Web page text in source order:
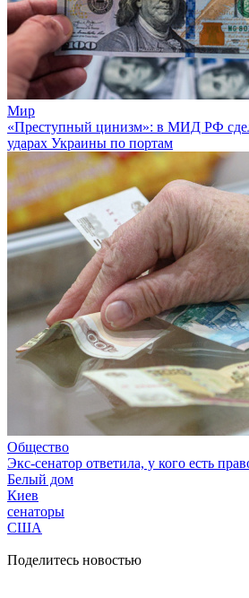
Мир
«Преступный цинизм»: в МИД РФ
ударах Украины по портам
Общество
Экс-сенатор ответила, у кого есть
Белый дом
Киев
сенаторы
США
Поделитесь новостью